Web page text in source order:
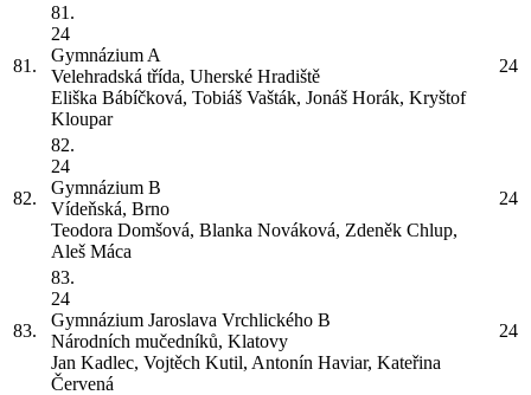
81.
81.
24
Gymnázium A
Velehradská třída, Uherské Hradiště
Eliška Bábíčková, Tobiáš Vašták, Jonáš Horák, Kryštof
Kloupar
24
82.
82.
24
Gymnázium B
Vídeňská, Brno
Teodora Domšová, Blanka Nováková, Zdeněk Chlup,
Aleš Máca
24
83.
83.
24
Gymnázium Jaroslava Vrchlického B
Národních mučedníků, Klatovy
Jan Kadlec, Vojtěch Kutil, Antonín Haviar, Kateřina
Červená
24